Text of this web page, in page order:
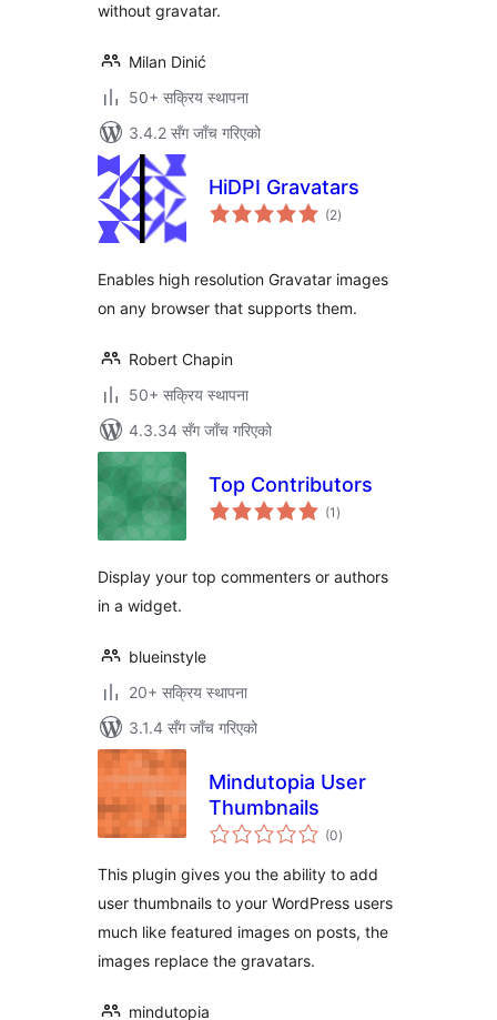
without gravatar.
Milan Dinić
50+ सक्रिय स्थापना
3.4.2 सँग जाँच गरिएको
HiDPI Gravatars
(2कुल
रेटिङ्गहरू
)
Enables high resolution Gravatar images
on any browser that supports them.
Robert Chapin
50+ सक्रिय स्थापना
4.3.34 सँग जाँच गरिएको
Top Contributors
(1 कुल
रेटिङ्गहरू
)
Display your top commenters or authors
in a widget.
blueinstyle
20+ सक्रिय स्थापना
3.1.4 सँग जाँच गरिएको
Mindutopia User
Thumbnails
(0कुल
रेटिङ्गहरू
)
This plugin gives you the ability to add
user thumbnails to your WordPress users
much like featured images on posts, the
images replace the gravatars.
mindutopia